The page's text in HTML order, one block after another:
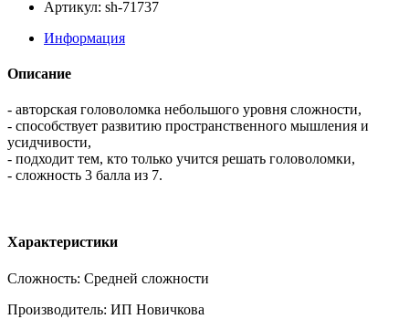
Артикул: sh-71737
Информация
Описание
- авторская головоломка небольшого уровня сложности,
- способствует развитию пространственного мышления и
усидчивости,
- подходит тем, кто только учится решать головоломки,
- сложность 3 балла из 7.
Характеристики
Сложность: Средней сложности
Производитель: ИП Новичкова